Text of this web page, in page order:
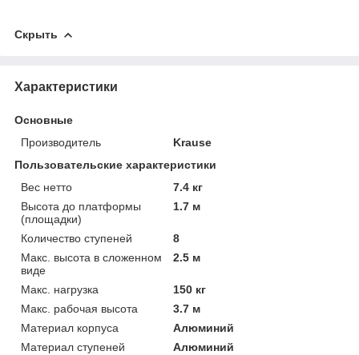
Скрыть
Характеристики
Основные
Производитель
Krause
Пользовательские характеристики
Вес нетто
7.4 кг
Высота до платформы
(площадки)
1.7 м
Количество ступеней
8
Макс. высота в сложенном
виде
2.5 м
Макс. нагрузка
150 кг
Макс. рабочая высота
3.7 м
Материал корпуса
Алюминий
Материал ступеней
Алюминий